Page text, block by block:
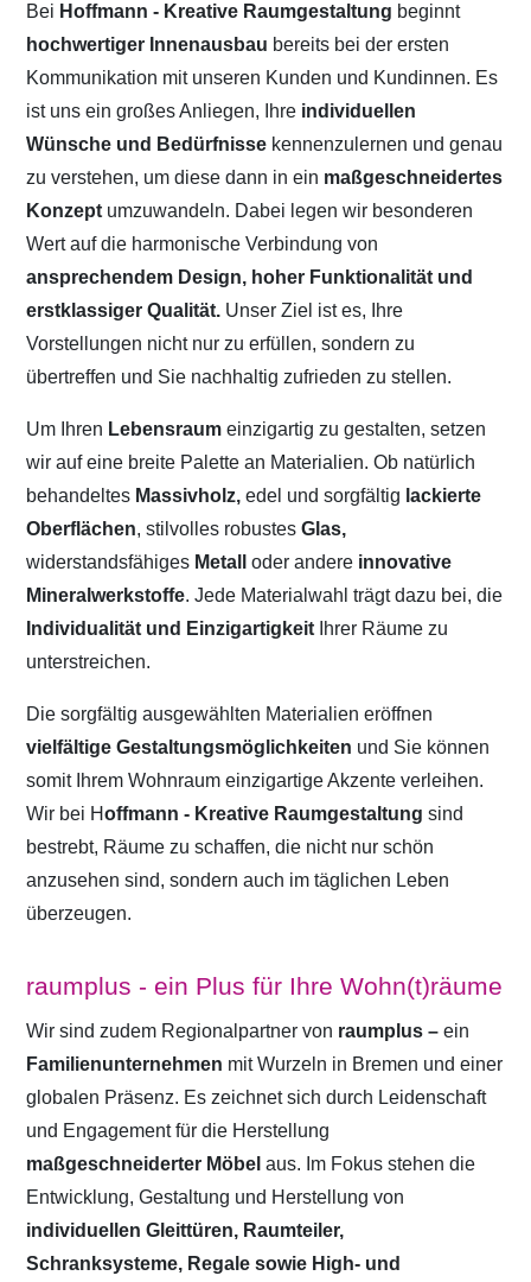
Bei Hoffmann - Kreative Raumgestaltung beginnt
hochwertiger Innenausbau bereits bei der ersten
Kommunikation mit unseren Kunden und Kundinnen. Es
ist uns ein großes Anliegen, Ihre individuellen
Wünsche und Bedürfnisse kennenzulernen und genau
zu verstehen, um diese dann in ein maßgeschneidertes
Konzept umzuwandeln. Dabei legen wir besonderen
Wert auf die harmonische Verbindung von
ansprechendem Design, hoher Funktionalität und
erstklassiger Qualität. Unser Ziel ist es, Ihre
Vorstellungen nicht nur zu erfüllen, sondern zu
übertreffen und Sie nachhaltig zufrieden zu stellen.
Um Ihren Lebensraumeinzigartig zu gestalten, setzen
wir auf eine breite Palette an Materialien. Ob natürlich
behandeltes Massivholz, edel und sorgfältig lackierte
Oberflächen, stilvolles robustesGlas,
widerstandsfähiges Metalloder andere innovative
Mineralwerkstoffe. Jede Materialwahl trägt dazu bei, die
Individualität und Einzigartigkeit Ihrer Räume zu
unterstreichen.
Die sorgfältig ausgewählten Materialien eröffnen
vielfältige Gestaltungsmöglichkeiten und Sie können
somit Ihrem Wohnraum einzigartige Akzente verleihen.
Wir bei Hoffmann - Kreative Raumgestaltung sind
bestrebt, Räume zu schaffen, die nicht nur schön
anzusehen sind, sondern auch im täglichen Leben
überzeugen.
raumplus - ein Plus für Ihre Wohn(t)räume
Wir sind zudem Regionalpartner von raumplus – ein
Familienunternehmen mit Wurzeln in Bremen und einer
globalen Präsenz. Es zeichnet sich durch Leidenschaft
und Engagement für die Herstellung
maßgeschneiderter Möbelaus. Im Fokus stehen die
Entwicklung, Gestaltung und Herstellung von
individuellen Gleittüren, Raumteiler,
Schranksysteme, Regale sowie High- und